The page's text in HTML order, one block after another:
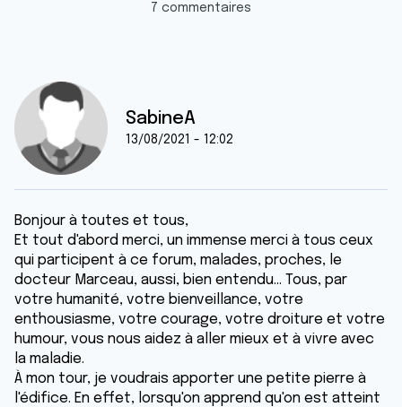
7 commentaires
SabineA
13/08/2021 - 12:02
Bonjour à toutes et tous,
Et tout d'abord merci, un immense merci à tous ceux
qui participent à ce forum, malades, proches, le
docteur Marceau, aussi, bien entendu... Tous, par
votre humanité, votre bienveillance, votre
enthousiasme, votre courage, votre droiture et votre
humour, vous nous aidez à aller mieux et à vivre avec
la maladie.
À mon tour, je voudrais apporter une petite pierre à
l'édifice. En effet, lorsqu'on apprend qu'on est atteint